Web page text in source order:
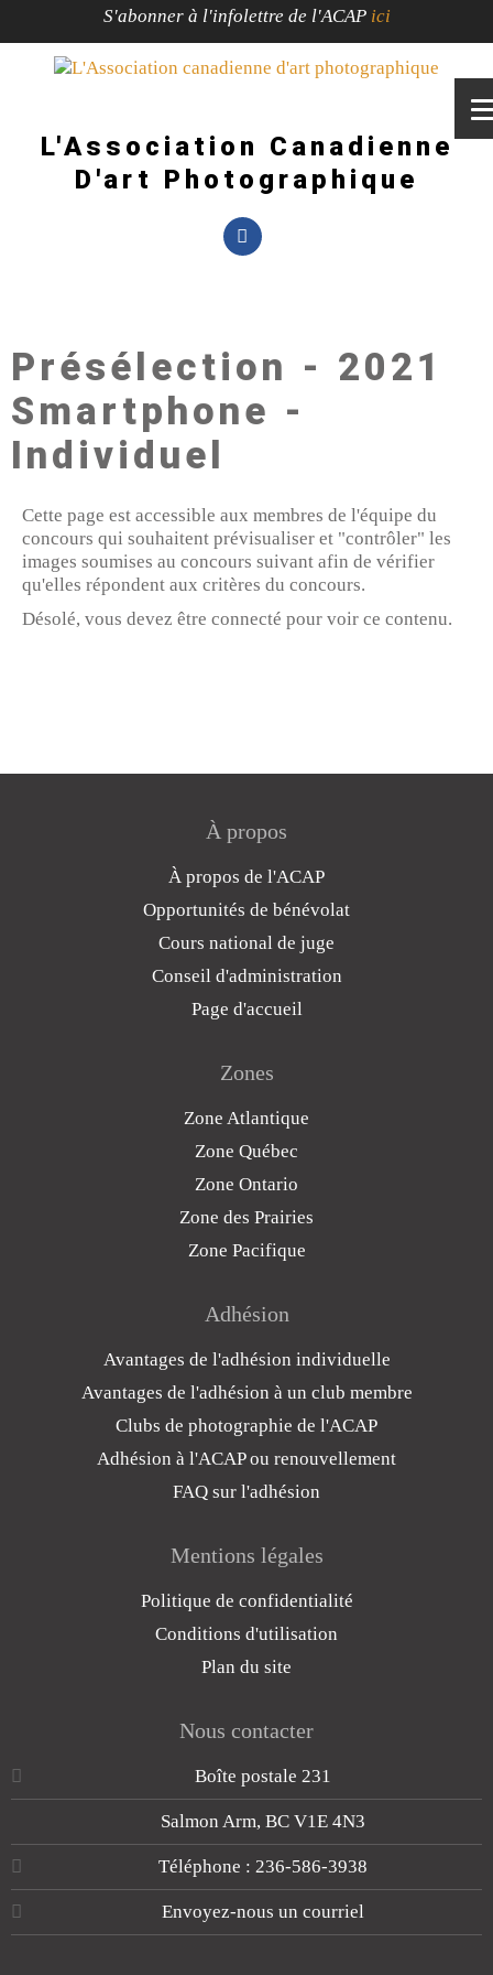
S'abonner à l'infolettre de l'ACAP ici
L'Association Canadienne
D'art Photographique
Présélection - 2021
Smartphone -
Individuel
Cette page est accessible aux membres de l'équipe du
concours qui souhaitent prévisualiser et "contrôler" les
images soumises au concours suivant afin de vérifier
qu'elles répondent aux critères du concours.
Désolé, vous devez être connecté pour voir ce contenu.
À propos
À propos de l'ACAP
Opportunités de bénévolat
Cours national de juge
Conseil d'administration
Page d'accueil
Zones
Zone Atlantique
Zone Québec
Zone Ontario
Zone des Prairies
Zone Pacifique
Adhésion
Avantages de l'adhésion individuelle
Avantages de l'adhésion à un club membre
Clubs de photographie de l'ACAP
Adhésion à l'ACAP ou renouvellement
FAQ sur l'adhésion
Mentions légales
Politique de confidentialité
Conditions d'utilisation
Plan du site
Nous contacter
Boîte postale 231
Salmon Arm, BC V1E 4N3
Téléphone : 236-586-3938
Envoyez-nous un courriel